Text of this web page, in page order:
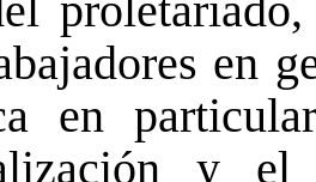
en
en
y el